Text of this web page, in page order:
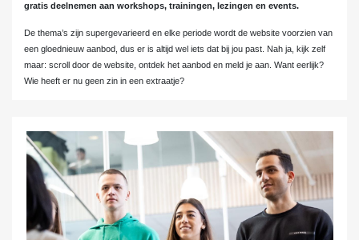
gratis deelnemen aan workshops, trainingen, lezingen en events.
De thema’s zijn supergevarieerd en elke periode wordt de website voorzien van
een gloednieuw aanbod, dus er is altijd wel iets dat bij jou past. Nah ja, kijk zelf
maar: scroll door de website, ontdek het aanbod en meld je aan. Want eerlijk?
Wie heeft er nu geen zin in een extraatje?